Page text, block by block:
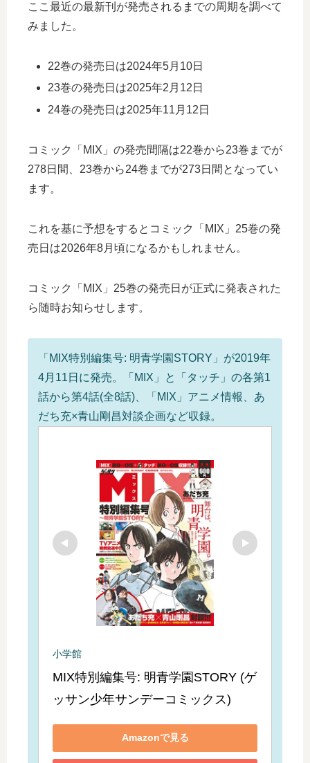
ここ最近の最新刊が発売されるまでの周期を調べて
みました。
22巻の発売日は2024年5月10日
23巻の発売日は2025年2月12日
24巻の発売日は2025年11月12日
コミック「MIX」の発売間隔は22巻から23巻までが
278日間、23巻から24巻までが273日間となってい
ます。
これを基に予想をするとコミック「MIX」25巻の発
売日は2026年8月頃になるかもしれません。
コミック「MIX」25巻の発売日が正式に発表された
ら随時お知らせします。
「MIX特別編集号: 明青学園STORY」が2019年
4月11日に発売。「MIX」と「タッチ」の各第1
話から第4話(全8話)、「MIX」アニメ情報、あ
だち充×青山剛昌対談企画など収録。
小学館
MIX特別編集号: 明青学園STORY (ゲ
ッサン少年サンデーコミックス)
Amazonで見る